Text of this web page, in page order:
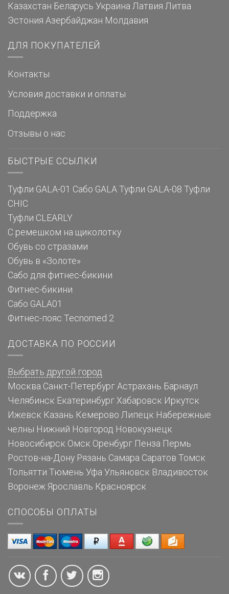
Казахстан Беларусь Украина Латвия Литва
Эстония Азербайджан Молдавия
ДЛЯ ПОКУПАТЕЛЕЙ
Контакты
Условия доставки и оплаты
Поддержка
Отзывы о нас
БЫСТРЫЕ ССЫЛКИ
Туфли GALA-01 Сабо GALA Туфли GALA-08 Туфли
CHIC
Туфли CLEARLY
С ремешком на щиколотку
Обувь со стразами
Обувь в «Золоте»
Сабо для фитнес-бикини
Фитнес-бикини
Сабо GALA01
Фитнес-пояс Tecnomed 2
ДОСТАВКА ПО РОССИИ
Выбрать другой город
Москва Санкт-Петербург Астрахань Барнаул
Челябинск Екатеринбург Хабаровск Иркутск
Ижевск Казань Кемерово Липецк Набережные
челны Нижний Новгород Новокузнецк
Новосибирск Омск Оренбург Пенза Пермь
Ростов-на-Дону Рязань Самара Саратов Томск
Тольятти Тюмень Уфа Ульяновск Владивосток
Воронеж Ярославль Красноярск
СПОСОБЫ ОПЛАТЫ